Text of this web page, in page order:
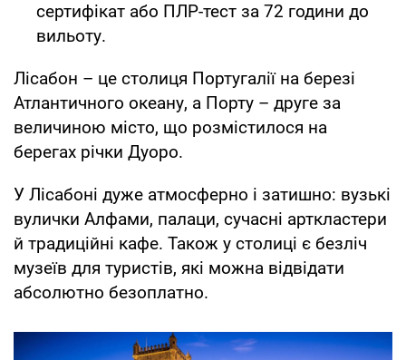
сертифікат або ПЛР-тест за 72 години до
вильоту.
Лісабон – це столиця Португалії на березі
Атлантичного океану, а Порту – друге за
величиною місто, що розмістилося на
берегах річки Дуоро.
У Лісабоні дуже атмосферно і затишно: вузькі
вулички Алфами, палаци, сучасні арткластери
й традиційні кафе. Також у столиці є безліч
музеїв для туристів, які можна відвідати
абсолютно безоплатно.